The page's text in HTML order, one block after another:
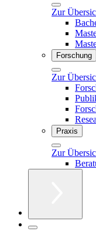
Zur
Forschung
Zur
Praxis
Zur